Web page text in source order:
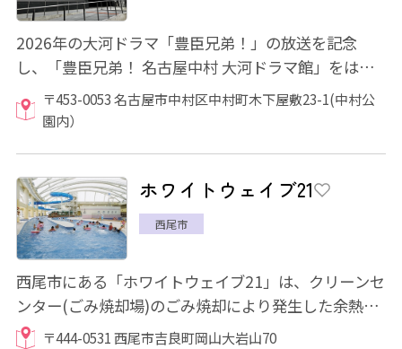
2026年の大河ドラマ「豊臣兄弟！」の放送を記念
し、「豊臣兄弟！ 名古屋中村 大河ドラマ館」をはじ
めとする複合施設「豊臣ミュージアム」がオープ...
〒453-0053 名古屋市中村区中村町木下屋敷23-1(中村公
園内）
ホワイトウェイブ21
西尾市
西尾市にある「ホワイトウェイブ21」は、クリーンセ
ンター(ごみ焼却場)のごみ焼却により発生した余熱を
利用した温水プールなので、1年を通して楽し...
〒444-0531 西尾市吉良町岡山大岩山70